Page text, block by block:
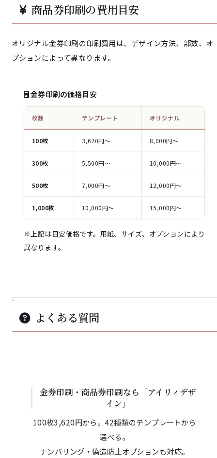
商品券印刷の費用目安
オリジナル金券印刷の印刷費用は、デザイン方法、部数、オ
プションによって異なります。
金券印刷の価格目安
枚数 テンプレート オリジナル
100枚 3,620円〜 8,000円〜
300枚 5,500円〜 10,000円〜
500枚 7,000円〜 12,000円〜
1,000枚 10,000円〜 15,000円〜
※上記は目安価格です。用紙、サイズ、オプションにより
異なります。
よくある質問
金券印刷・商品券印刷なら「アイリィデザ
イン」
100枚3,620円から。42種類のテンプレートから
選べる。
ナンバリング・偽造防止オプションも対応。